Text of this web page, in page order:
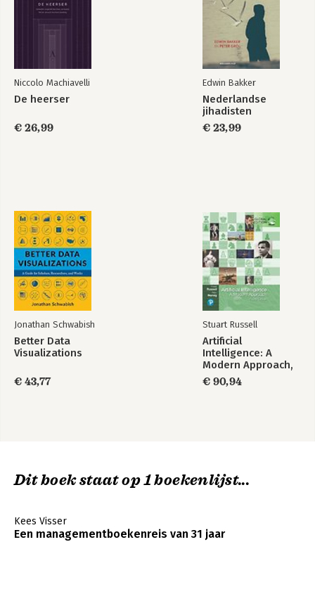
Niccolo Machiavelli
De heerser
€ 26,99
Edwin Bakker
Nederlandse
jihadisten
€ 23,99
Jonathan Schwabish
Better Data
Visualizations
€ 43,77
Stuart Russell
Artificial
Intelligence: A
Modern Approach,
Global Edition
€ 90,94
Dit boek staat op 1 boekenlijst...
Kees Visser
Een managementboekenreis van 31 jaar